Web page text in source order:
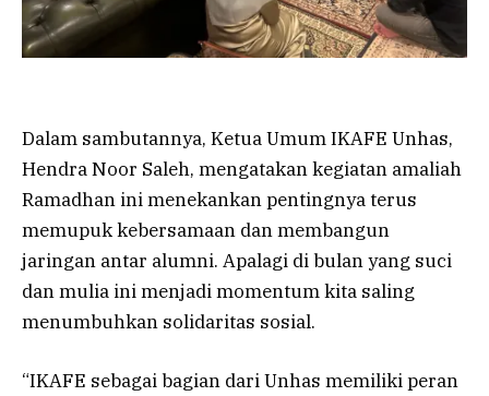
Dalam sambutannya, Ketua Umum IKAFE Unhas,
Hendra Noor Saleh, mengatakan kegiatan amaliah
Ramadhan ini menekankan pentingnya terus
memupuk kebersamaan dan membangun
jaringan antar alumni. Apalagi di bulan yang suci
dan mulia ini menjadi momentum kita saling
menumbuhkan solidaritas sosial.
“IKAFE sebagai bagian dari Unhas memiliki peran